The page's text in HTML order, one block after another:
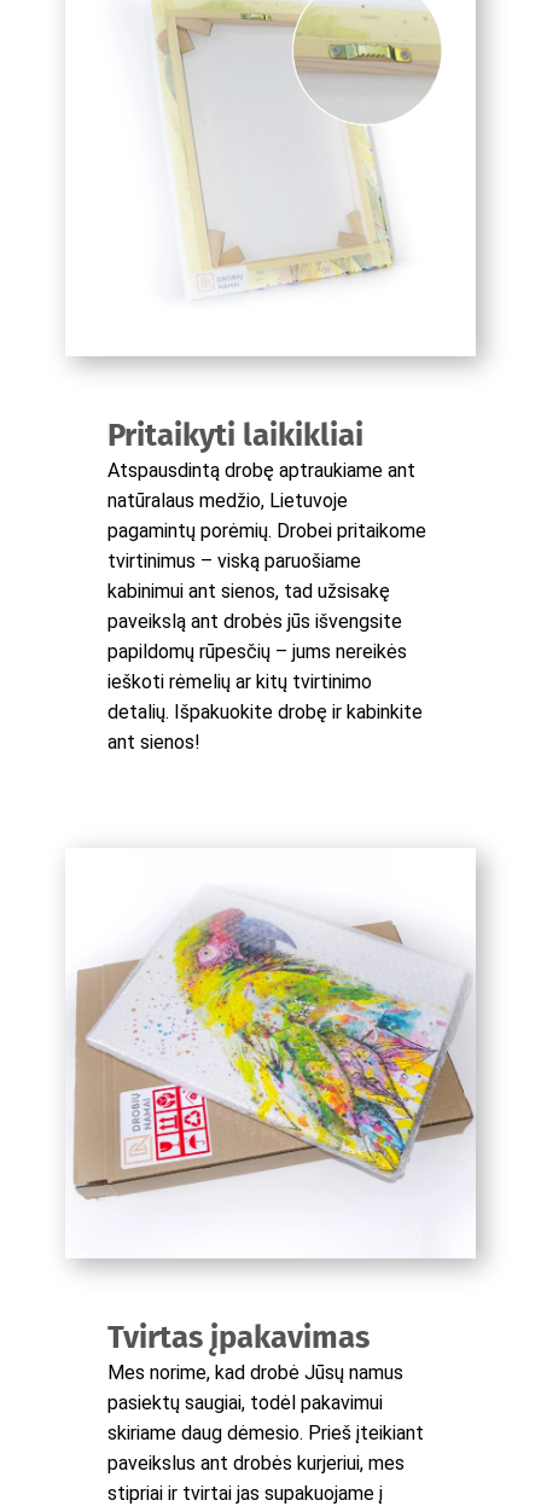
Pritaikyti laikikliai
Atspausdintą drobę aptraukiame ant
natūralaus medžio, Lietuvoje
pagamintų porėmių. Drobei pritaikome
tvirtinimus – viską paruošiame
kabinimui ant sienos, tad užsisakę
paveikslą ant drobės jūs išvengsite
papildomų rūpesčių – jums nereikės
ieškoti rėmelių ar kitų tvirtinimo
detalių. Išpakuokite drobę ir kabinkite
ant sienos!
Tvirtas įpakavimas
Mes norime, kad drobė Jūsų namus
pasiektų saugiai, todėl pakavimui
skiriame daug dėmesio. Prieš įteikiant
paveikslus ant drobės kurjeriui, mes
stipriai ir tvirtai jas supakuojame į